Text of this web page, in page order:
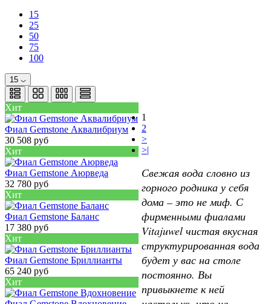
15
25
50
75
100
15
Хит
Фиал Gemstone Аквалибриум
30 508 руб
Хит
Фиал Gemstone Аюрведа
32 780 руб
Хит
Фиал Gemstone Баланс
17 380 руб
Хит
Фиал Gemstone Бриллианты
65 240 руб
Хит
1
2
>
>|
Свежая вода словно из
горного родника у себя
дома – это не миф. С
фирменными фиалами
Vitajuwel чистая вкусная
структурированная вода
будет у вас на столе
постоянно. Вы
привыкнете к ней